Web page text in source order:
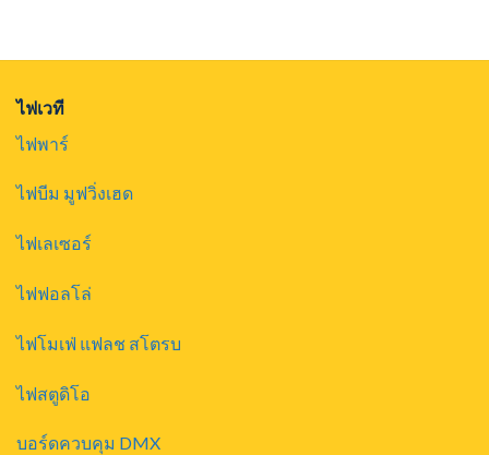
ไฟเวที
ไฟพาร์
ไฟบีม มูฟวิ่งเฮด
ไฟเลเซอร์
ไฟฟอลโล่
ไฟโมเฟ่ แฟลช สโตรบ
ไฟสตูดิโอ
บอร์ดควบคุม DMX